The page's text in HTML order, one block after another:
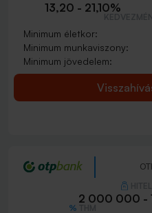
13,20 - 21,10%
Minimum életkor:
Minimum munkaviszony:
Minimum jövedelem:
2 000 000 -